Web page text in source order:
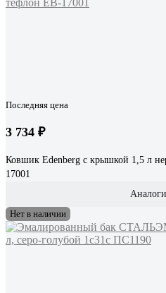
Последняя цена
3 734 ₽
Ковшик Edenberg с крышкой 1,5 л
17001
Аналоги
Нет в наличии